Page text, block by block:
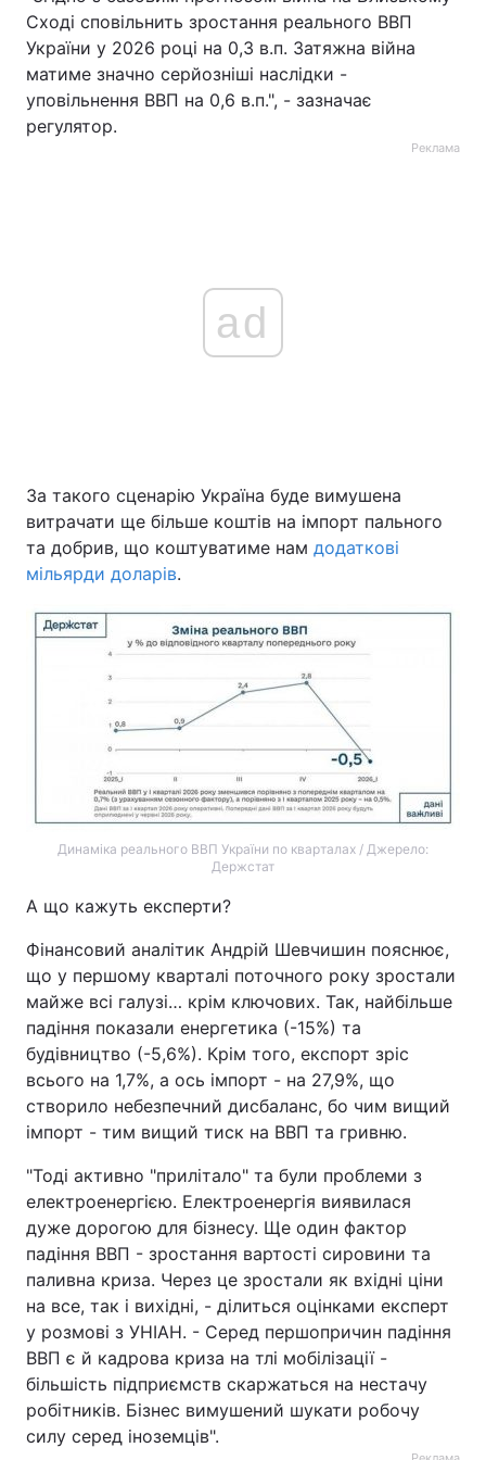
Сході сповільнить зростання реального ВВП
України у 2026 році на 0,3 в.п. Затяжна війна
матиме значно серйозніші наслідки -
уповільнення ВВП на 0,6 в.п.", - зазначає
регулятор.
Реклама
ad
За такого сценарію Україна буде вимушена
витрачати ще більше коштів на імпорт пального
та добрив, що коштуватиме нам додаткові
мільярди доларів.
Динаміка реального ВВП України по кварталах / Джерело:
Держстат
А що кажуть експерти?
Фінансовий аналітик Андрій Шевчишин пояснює,
що у першому кварталі поточного року зростали
майже всі галузі… крім ключових. Так, найбільше
падіння показали енергетика (-15%) та
будівництво (-5,6%). Крім того, експорт зріс
всього на 1,7%, а ось імпорт - на 27,9%, що
створило небезпечний дисбаланс, бо чим вищий
імпорт - тим вищий тиск на ВВП та гривню.
"Тоді активно "прилітало" та були проблеми з
електроенергією. Електроенергія виявилася
дуже дорогою для бізнесу. Ще один фактор
падіння ВВП - зростання вартості сировини та
паливна криза. Через це зростали як вхідні ціни
на все, так і вихідні, - ділиться оцінками експерт
у розмові з УНІАН. - Серед першопричин падіння
ВВП є й кадрова криза на тлі мобілізації -
більшість підприємств скаржаться на нестачу
робітників. Бізнес вимушений шукати робочу
силу серед іноземців".